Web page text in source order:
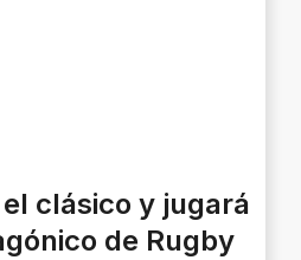
clásico y jugará
de Rugby